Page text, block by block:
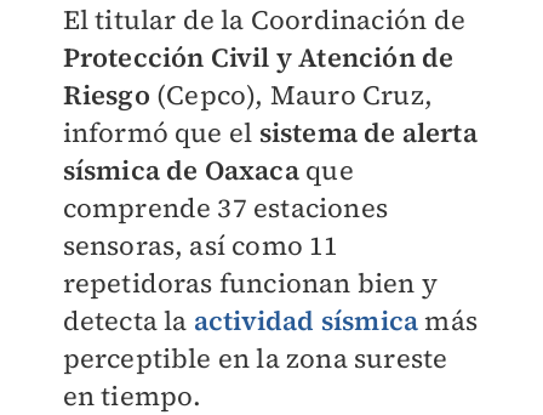
El titular de la Coordinación de
Protección Civil y Atención de
Riesgo (Cepco), Mauro Cruz,
informó que el sistema de alerta
sísmica de Oaxacaque
comprende 37 estaciones
sensoras, así como 11
repetidoras funcionan bien y
detecta la actividad sísmicamás
perceptible en la zona sureste
en tiempo.